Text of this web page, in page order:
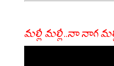
మల్లీ మల్లీ..నా నాగ